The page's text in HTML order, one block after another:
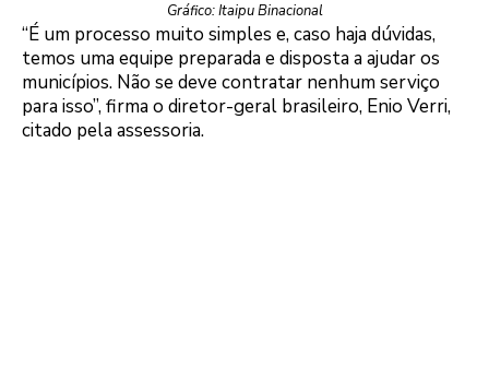
Gráfico: Itaipu Binacional
“É um processo muito simples e, caso haja dúvidas,
temos uma equipe preparada e disposta a ajudar os
municípios. Não se deve contratar nenhum serviço
para isso”, firma o diretor-geral brasileiro, Enio Verri,
citado pela assessoria.